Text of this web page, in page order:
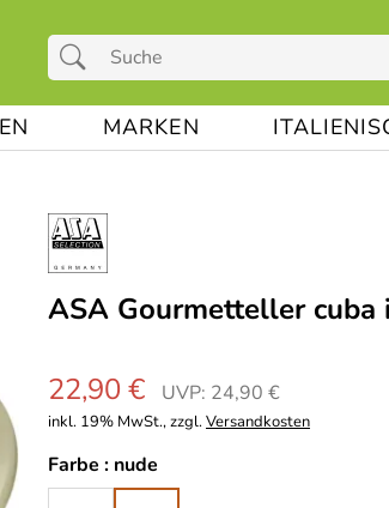
MARKEN
ASA Gourmetteller cuba
22,90 € UVP: 24,90 €
inkl. 19% MwSt., zzgl.Versandkosten
Farbe : nude